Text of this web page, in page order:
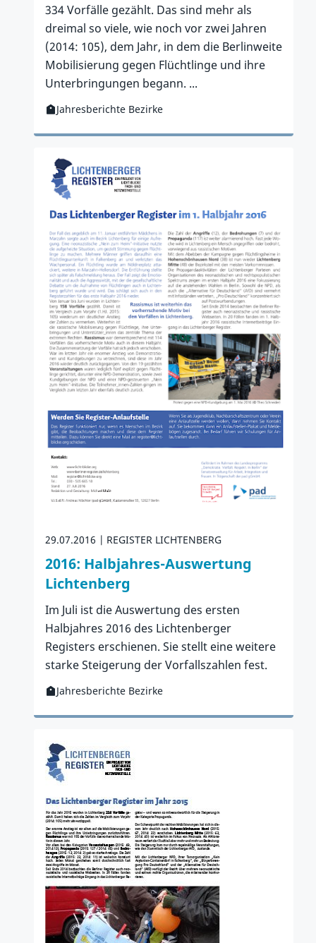
334 Vorfälle gezählt. Das sind mehr als
dreimal so viele, wie noch vor zwei Jahren
(2014: 105), dem Jahr, in dem die Berlinweite
Mobilisierung gegen Flüchtlinge und ihre
Unterbringungen begann. ...
Kategorie:
Jahresberichte Bezirke
Zur Publikation
29.07.2016 REGISTER LICHTENBERG
2016: Halbjahres-Auswertung
Lichtenberg
Im Juli ist die Auswertung des ersten
Halbjahres 2016 des Lichtenberger
Registers erschienen. Sie stellt eine weitere
starke Steigerung der Vorfallszahlen fest.
Kategorie:
Jahresberichte Bezirke
Zur Publikation